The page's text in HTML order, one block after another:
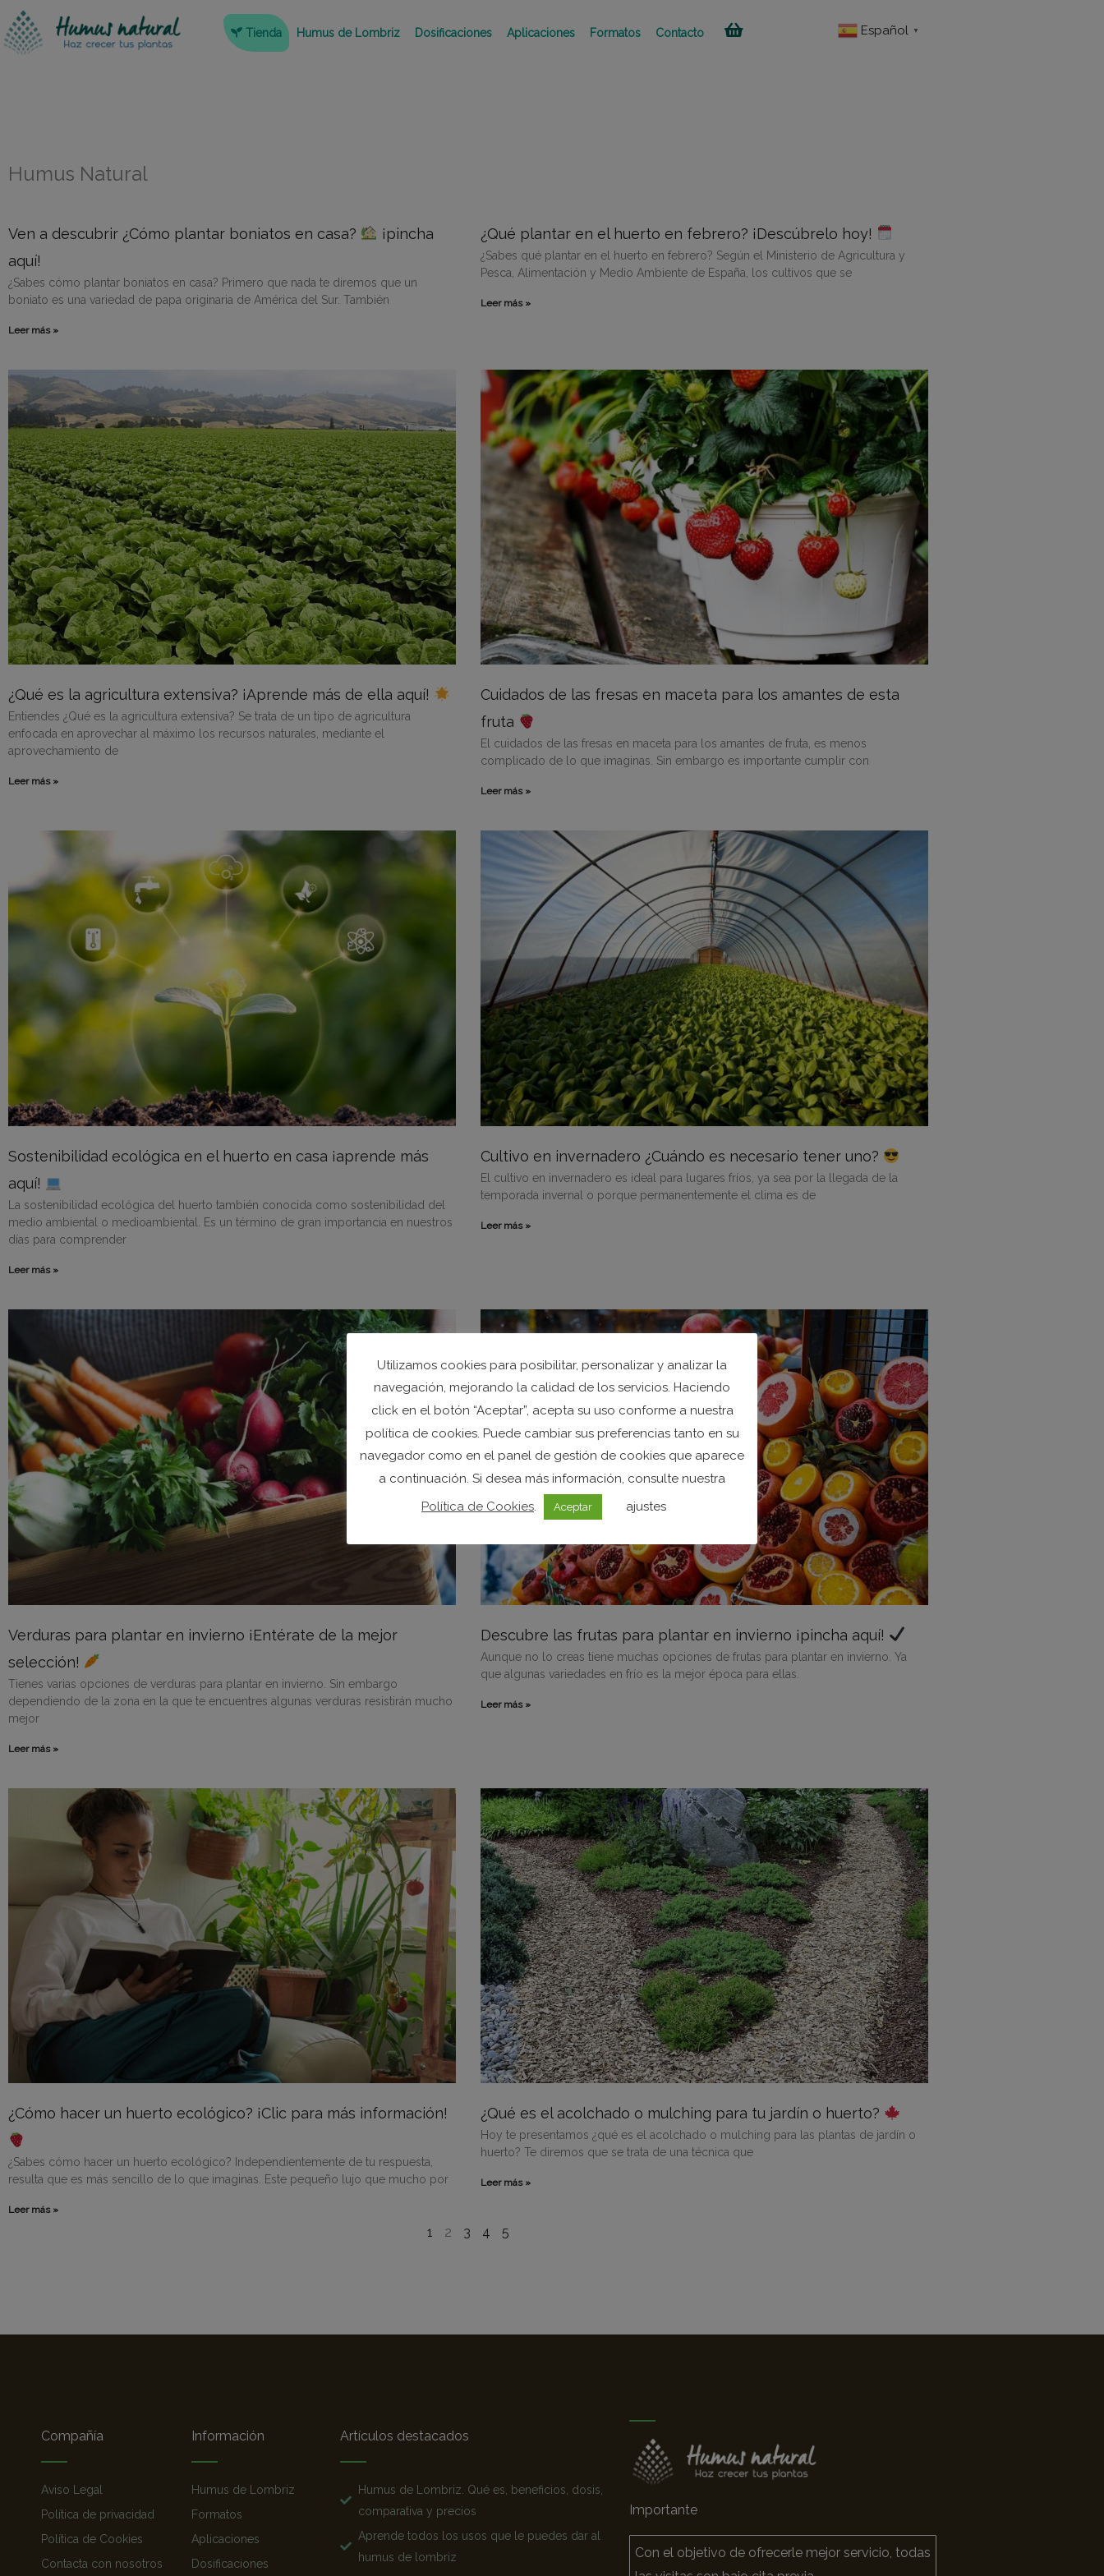
al
contenido
Tienda Humus de Lombriz Dosificaciones Aplicaciones Formatos Contacto Español ▼
Humus Natural
Ven a descubrir ¿Cómo plantar boniatos en casa?
¡pincha
aquí!
¿Sabes cómo plantar boniatos en casa? Primero que nada te diremos que un
boniato es una variedad de papa originaria de América del Sur. También
Leer más »
¿Qué plantar en el huerto en febrero? ¡Descúbrelo hoy!
¿Sabes qué plantar en el huerto en febrero? Según el Ministerio de Agricultura y
Pesca, Alimentación y Medio Ambiente de España, los cultivos que se
Leer más »
¿Qué es la agricultura extensiva? ¡Aprende más de ella aquí!
Entiendes ¿Qué es la agricultura extensiva? Se trata de un tipo de agricultura
enfocada en aprovechar al máximo los recursos naturales, mediante el
aprovechamiento de
Leer más »
Cuidados de las fresas en maceta para los amantes de esta
fruta
El cuidados de las fresas en maceta para los amantes de fruta, es menos
complicado de lo que imaginas. Sin embargo es importante cumplir con
Leer más »
Sostenibilidad ecológica en el huerto en casa ¡aprende más
aquí!
La sostenibilidad ecológica del huerto también conocida como sostenibilidad del
medio ambiental o medioambiental. Es un término de gran importancia en nuestros
días para comprender
Leer más »
Cultivo en invernadero ¿Cuándo es necesario tener uno?
El cultivo en invernadero es ideal para lugares fríos, ya sea por la llegada de la
temporada invernal o porque permanentemente el clima es de
Leer más »
Verduras para plantar en invierno ¡Entérate de la mejor
selección!
Tienes varias opciones de verduras para plantar en invierno. Sin embargo
dependiendo de la zona en la que te encuentres algunas verduras resistirán mucho
mejor
Leer más »
Descubre las frutas para plantar en invierno ¡pincha aquí!
Aunque no lo creas tiene muchas opciones de frutas para plantar en invierno. Ya
que algunas variedades en frío es la mejor época para ellas.
Leer más »
¿Cómo hacer un huerto ecológico? ¡Clic para más información!
¿Sabes cómo hacer un huerto ecológico? Independientemente de tu respuesta,
resulta que es más sencillo de lo que imaginas. Este pequeño lujo que mucho por
Leer más »
¿Qué es el acolchado o mulching para tu jardín o huerto?
Hoy te presentamos ¿qué es el acolchado o mulching para las plantas de jardín o
huerto? Te diremos que se trata de una técnica que
Leer más »
Página
1
Página
2
Página
3
Página
4
Página
5
Compañía
Aviso Legal
Política de privacidad
Política de Cookies
Contacta con nosotros
Información
Humus de Lombriz
Formatos
Aplicaciones
Dosificaciones
Artículos destacados
Humus de Lombriz. Qué es, beneficios, dosis,
comparativa y precios
Aprende todos los usos que le puedes dar al
humus de lombriz
Importante
Con el objetivo de ofrecerle mejor servicio, todas
Utilizamos cookies para posibilitar, personalizar y analizar la
navegación, mejorando la calidad de los servicios. Haciendo
click en el botón “Aceptar”, acepta su uso conforme a nuestra
política de cookies. Puede cambiar sus preferencias tanto en su
navegador como en el panel de gestión de cookies que aparece
a continuación. Si desea más información, consulte nuestra
Política de Cookies. Aceptar ajustes